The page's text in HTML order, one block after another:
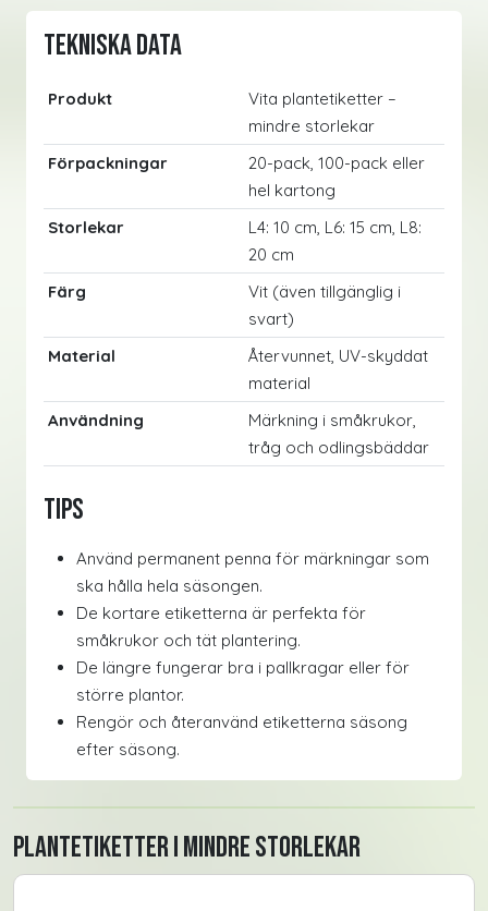
Tekniska data
Produkt
Vita plantetiketter –
mindre storlekar
Förpackningar
20-pack, 100-pack eller
hel kartong
Storlekar
L4: 10 cm, L6: 15 cm, L8:
20 cm
Färg
Vit (även tillgänglig i
svart)
Material
Återvunnet, UV-skyddat
material
Användning
Märkning i småkrukor,
tråg och odlingsbäddar
Tips
Använd permanent penna för märkningar som
ska hålla hela säsongen.
De kortare etiketterna är perfekta för
småkrukor och tät plantering.
De längre fungerar bra i pallkragar eller för
större plantor.
Rengör och återanvänd etiketterna säsong
efter säsong.
Plantetiketter i mindre storlekar